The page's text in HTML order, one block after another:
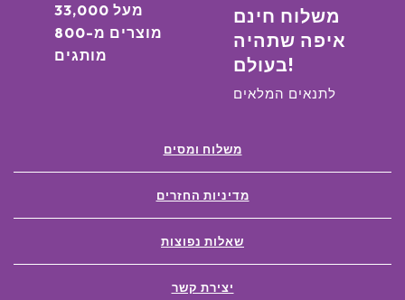
מעל 33,000
מוצרים מ-800
מותגים
משלוח חינם
איפה שתהיה
בעולם!
לתנאים המלאים
משלוח ומסים
מדיניות החזרים
שאלות נפוצות
יצירת קשר